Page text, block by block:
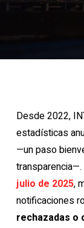
Desde 2022,
estadísticas
—un paso
julio de 2025,
notificaciones
rechazadas o